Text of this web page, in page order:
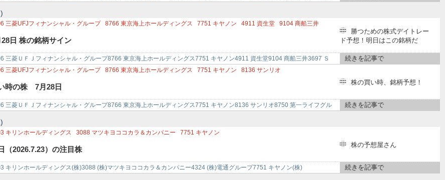
三菱UFJフィナンシャル・グループ 8766 東京海上ホールディングス 7751 キヤノン 4911 資生堂 9104 商船三井
勝つための株式デイトレー
ド予想！明日はこの銘柄だ
28日 株の銘柄サイン
三菱ＵＦＪフィナンシャル・グループ8766 東京海上ホールディングス7751 キヤノン4911 資生堂9104 商船三井3697 Ｓ
Ｆ…
続きを記事で
三菱UFJフィナンシャル・グループ 8766 東京海上ホールディングス 7751 キヤノン 8136 サンリオ
富士フイルムホールディングス
株の買い時、銘柄予想！
時の株 7月28日
三菱ＵＦＪフィナンシャル・グループ8766 東京海上ホールディングス7751 キヤノン8136 サンリオ8750 第一ライフグル
続きを記事で
キリンホールディングス 3088 マツキヨココカラ＆カンパニー 7751 キヤノン
株の予想屋さん
（2026.7.23）の注目株
キリンホールディングス(株)3088 (株)マツキヨココカラ＆カンパニー4324 (株)電通グループ7751 キヤノン(株) 続きを記事で